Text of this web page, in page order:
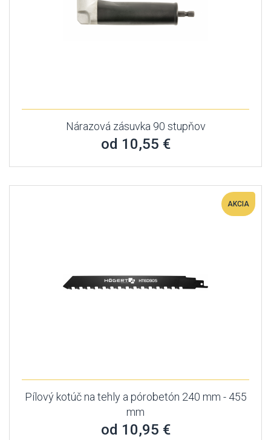
Nárazová zásuvka 90 stupňov
od 10,55 €
AKCIA
Pílový kotúč na tehly a pórobetón 240 mm - 455
mm
od 10,95 €